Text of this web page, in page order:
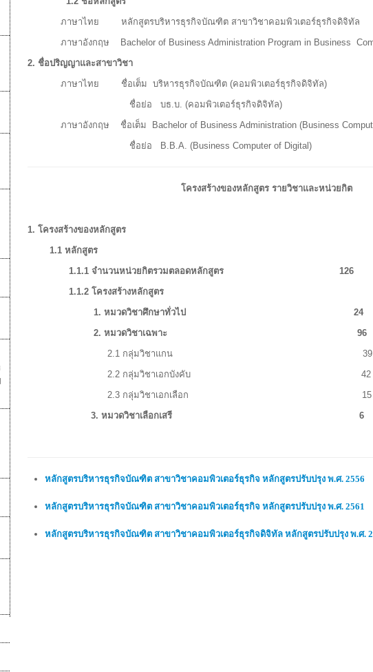
ภาษาไทย หลักสูตรบริหารธุรกิจบัณฑิต สาขาวิชาคอมพิวเตอร์ธุรกิจดิจิทัล
ภาษาอังกฤษ Bachelor of Business Administration Program in Business
2. ชื่อปริญญาและสาขาวิชา
ภาษาไทย ชื่อเต็ม บริหารธุรกิจบัณฑิต (คอมพิวเตอร์ธุรกิจดิจิทัล)
ชื่อย่อ บธ.บ. (คอมพิวเตอร์ธุรกิจดิจิทัล)
ภาษาอังกฤษ ชื่อเต็ม Bachelor of Business Administration (Business
ชื่อย่อ B.B.A. (Business Computer of Digital)
โครงสร้างของหลักสูตร รายวิชาและหน่วยกิต
1.โครงสร้างของหลักสูตร
1.1 หลักสูตร
1.1.1 จำนวนหน่วยกิตรวมตลอดหลักสูตร 126 หน่
1.1.2 โครงสร้างหลักสูตร
1. หมวดวิชาศึกษาทั่วไป
2.หมวดวิชาเฉพาะ 96
2.1 กลุ่มวิชาแกน 39
2.2 กลุ่มวิชาเอกบังคับ 42
2.3 กลุ่มวิชาเอกเลือก 15
3. หมวดวิชาเลือกเสรี 6
หลักสูตรบริหารธุรกิจบัณฑิต สาขาวิชาคอมพิวเตอร์ธุรกิจ หลักสูตรปรับปรุง พ.ศ. 2556
หลักสูตรบริหารธุรกิจบัณฑิต สาขาวิชาคอมพิวเตอร์ธุรกิจ หลักสูตรปรับปรุง พ.ศ.2561
หลักสูตรบริหารธุรกิจบัณฑิต สาขาวิชาคอมพิวเตอร์ธุรกิจดิจิทัล หลักสูตรปรับปรุง พ.ศ.